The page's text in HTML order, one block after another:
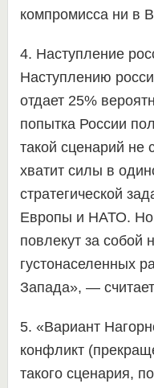
компромисса ни в
4. Наступление
Наступлению
отдает 25%
попытка России
такой сценарий не
хватит силы в
стратегической
Европы и НАТО. Но
повлекут за
густонаселенных
Запада», —
5. «Вариант
конфликт
такого сценария,